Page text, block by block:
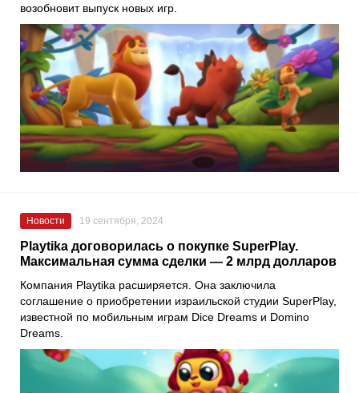
возобновит выпуск новых игр.
Новости 19 сентября, 2024
Playtika договорилась о покупке SuperPlay.
Максимальная сумма сделки — 2 млрд долларов
Компания Playtika расширяется. Она заключила
соглашение о приобретении израильской студии SuperPlay,
известной по мобильным играм Dice Dreams и Domino
Dreams.